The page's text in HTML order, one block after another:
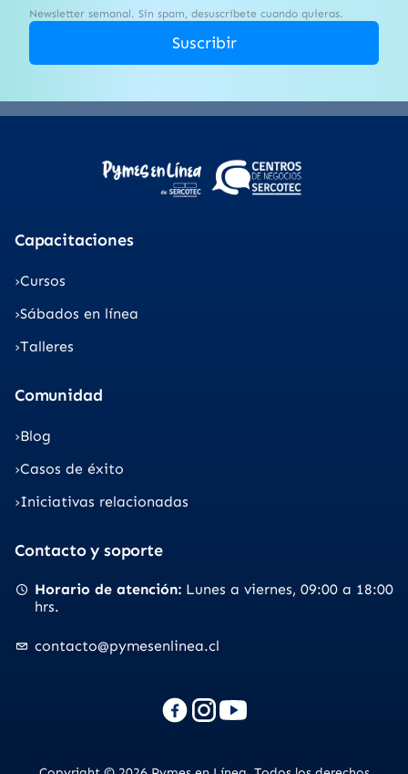
Newsletter semanal. Sin spam, desuscríbete cuando quieras.
Suscribir
Capacitaciones
Cursos
Sábados en línea
Talleres
Comunidad
Blog
Casos de éxito
Iniciativas relacionadas
Contacto y soporte
Horario de atención Lunes a viernes 09:00 a 18:00
hrs.
contacto@pymesenlinea.cl